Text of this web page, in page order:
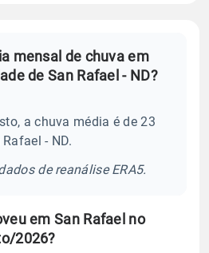
mensal de chuva em
de San Rafael - ND?
a chuva média é de 23
- ND.
de reanálise ERA5.
em San Rafael no
2026?